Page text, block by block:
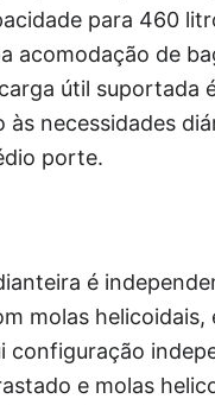
para 460
acomodação de
útil suportada
às necessidades
porte.
é
molas helicoidais,
configuração
e molas